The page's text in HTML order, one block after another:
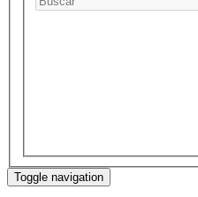
Toggle navigation